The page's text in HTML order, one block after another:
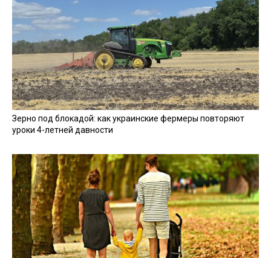
Зерно под блокадой: как украинские фермеры повторяют
уроки 4-летней давности